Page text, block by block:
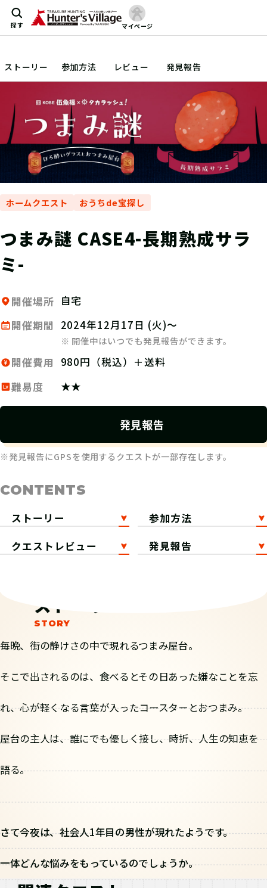
探す マイページ
ストーリー 参加方法 レビュー 発見報告
ホームクエスト おうちde宝探し
つまみ謎 CASE4-長期熟成サラ
ミ-
開催場所 自宅
開催期間
2024年12月17日 (火)～
※ 開催中はいつでも発見報告ができます。
開催費用
980円（税込）＋送料
難易度
★★
発見報告
※発見報告にGPSを使用するクエストが一部存在します。
CONTENTS
ストーリー
参加方法
クエストレビュー
発見報告
ストーリー
毎晩、街の静けさの中で現れるつまみ屋台。
そこで出されるのは、食べるとその日あった嫌なことを忘
れ、心が軽くなる言葉が入ったコースターとおつまみ。
屋台の主人は、誰にでも優しく接し、時折、人生の知恵を
語る。
さて今夜は、社会人1年目の男性が現れたようです。
一体どんな悩みをもっているのでしょうか。